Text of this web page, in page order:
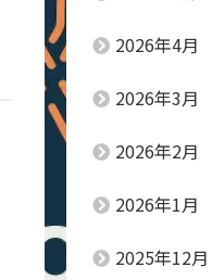
2026年4月
2026年3月
2026年2月
2026年1月
2025年12月